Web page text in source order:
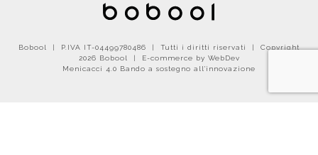
Bobool | P.IVA IT-04499780486 | Tutti i diritti riservati | Copyright
2026 Bobool |
E-commerce by WebDev
Menicacci 4.0 Bando a sostegno all'innovazione